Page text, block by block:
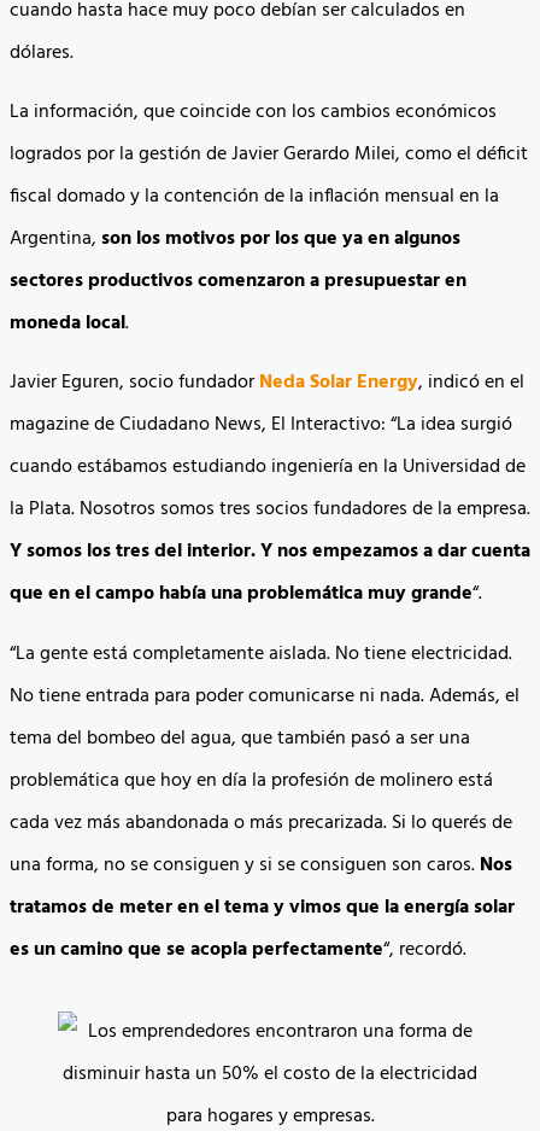
cuando hasta hace muy poco debían ser calculados en
dólares.
La información, que coincide con los cambios económicos
logrados por la gestión de Javier Gerardo Milei, como el déficit
fiscal domado y la contención de la inflación mensual en la
Argentina,son los motivos por los que ya en algunos
sectores productivos comenzaron a presupuestar en
moneda local.
Javier Eguren, socio fundadorNeda Solar Energy, indicó en el
magazine de Ciudadano News, El Interactivo: “La idea surgió
cuando estábamos estudiando ingeniería en la Universidad de
la Plata. Nosotros somos tres socios fundadores de la empresa.
Y somos los tres del interior. Y nos empezamos a dar cuenta
que en el campo había una problemática muy grande“.
“La gente está completamente aislada. No tiene electricidad.
No tiene entrada para poder comunicarse ni nada. Además, el
tema del bombeo del agua, que también pasó a ser una
problemática que hoy en día la profesión de molinero está
cada vez más abandonada o más precarizada. Si lo querés de
una forma, no se consiguen y si se consiguen son caros.Nos
tratamos de meter en el tema y vimos que la energía solar
es un camino que se acopla perfectamente“, recordó.